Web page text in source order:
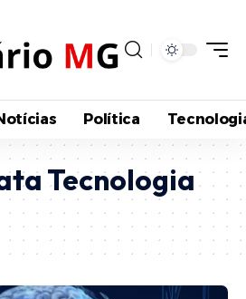
Política
Tecnologia